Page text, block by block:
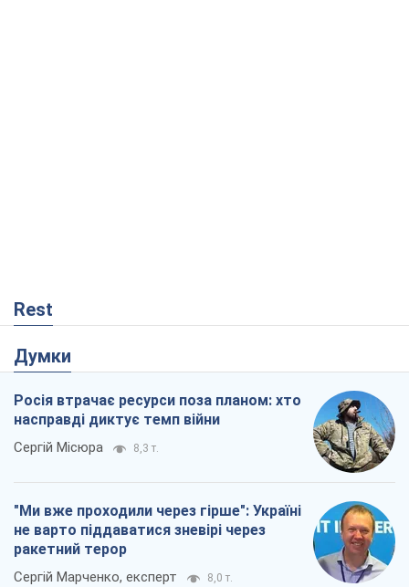
Rest
Думки
Росія втрачає ресурси поза планом: хто
насправді диктує темп війни
Сергій Місюра 8,3 т.
"Ми вже проходили через гірше": Україні
не варто піддаватися зневірі через
ракетний терор
Сергій Марченко, експерт 8,0 т.